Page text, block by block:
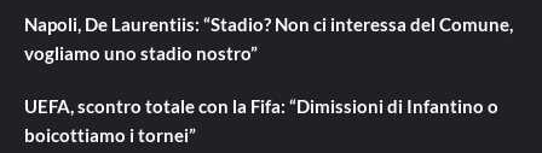
Napoli, De Laurentiis: “Stadio? Non ci interessa del Comune,
vogliamo uno stadio nostro”
UEFA, scontro totale con la Fifa: “Dimissioni di Infantino o
boicottiamo i tornei”